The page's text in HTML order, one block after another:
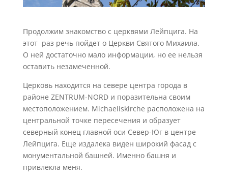
Продолжим знакомство с церквями Лейпцига. На
этот раз речь пойдет о Церкви Святого Михаила.
О ней достаточно мало информации, но ее нельзя
оставить незамеченной.
Церковь находится на севере центра города в
районе ZENTRUM-NORD и поразительна своим
местоположением. Michaeliskirche расположена на
центральной точке пересечения и образует
северный конец главной оси Север-Юг в центре
Лейпцига. Еще издалека виден широкий фасад с
монументальной башней. Именно башня и
привлекла меня.